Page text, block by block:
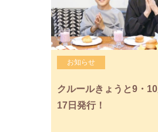
お知らせ
クルールきょうと9・
17日発行！